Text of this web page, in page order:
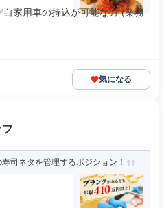
家用車の持込が可能な方 (業務
気になる
司ネタを管理するポジション！